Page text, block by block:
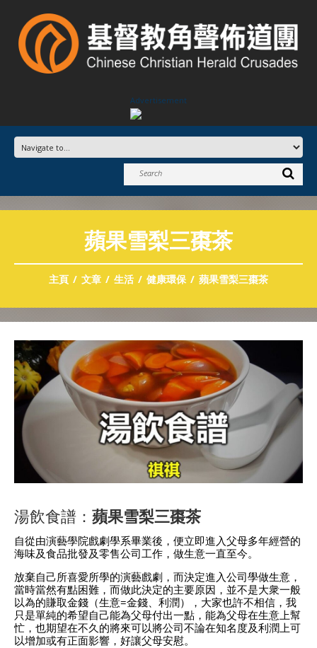
Advertisement
蘋果雪梨三棗茶
主頁 文章 生活 健康環保 蘋果雪梨三棗茶
湯飲食譜： 蘋果雪梨三棗茶
自從由演藝學院戲劇學系畢業後，便立即進入父母多年經營的
海味及食品批發及零售公司工作，做生意一直至今。
放棄自己所喜愛所學的演藝戲劇，而決定進入公司學做生意，
當時當然有點困難，而做此決定的主要原因，並不是大衆一般
以為的賺取金錢（生意=金錢、利潤），大家也許不相信，我
只是單純的希望自己能為父母付出一點，能為父母在生意上幫
忙，也期望在不久的將來可以將公司不論在知名度及利潤上可
以增加或有正面影響，好讓父母安慰。